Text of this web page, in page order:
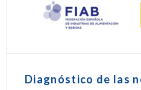
Diagnóstico de las